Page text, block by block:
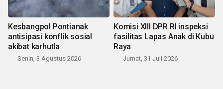
Kesbangpol Pontianak
antisipasi konflik sosial
akibat karhutla
Senin, 3 Agustus 2026
Komisi XIII DPR RI inspeksi
fasilitas Lapas Anak di Kubu
Raya
Jumat, 31 Juli 2026